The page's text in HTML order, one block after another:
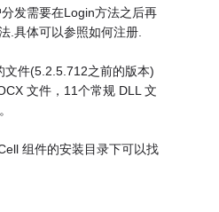
发需要在Login方法之后再
.具体可以参照如何注册.
文件(5.2.5.712之前的版本)
文件，11个常规 DLL 文
组件的安装目录下可以找